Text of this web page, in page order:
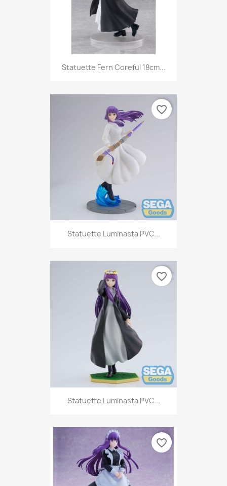
Statuette Fern Coreful 18cm...
Statuette Luminasta PVC...
favorite_border
Statuette Luminasta PVC...
favorite_border
favorite_border